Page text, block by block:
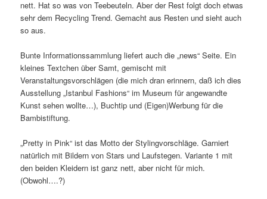
nett. Hat so was von Teebeuteln. Aber der Rest folgt doch etwas
sehr dem Recycling Trend. Gemacht aus Resten und sieht auch
so aus.
Bunte Informationssammlung liefert auch die „news“ Seite. Ein
kleines Textchen über Samt, gemischt mit
Veranstaltungsvorschlägen (die mich dran erinnern, daß ich dies
Ausstellung „Istanbul Fashions“ im Museum für angewandte
Kunst sehen wollte…), Buchtip und (Eigen)Werbung für die
Bambistiftung.
„Pretty in Pink“ ist das Motto der Stylingvorschläge. Garniert
natürlich mit Bildern von Stars und Laufstegen. Variante 1 mit
den beiden Kleidern ist ganz nett, aber nicht für mich.
(Obwohl….?)